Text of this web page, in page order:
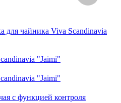
для чайника Viva Scandinavia
"Jaimi"
"Jaimi"
с функцией контроля